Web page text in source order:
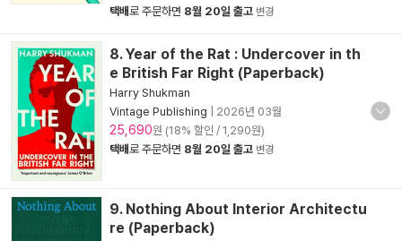
택배로 주문하면 8월 20일 출고 변경
8. Year of the Rat : Undercover in th
e British Far Right (Paperback)
Harry Shukman
Vintage Publishing
2026년 03월
25,690원 (18% 할인 / 1,290원)
택배로 주문하면 8월 20일 출고 변경
9. Nothing About Interior Architectu
re (Paperback)